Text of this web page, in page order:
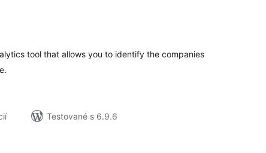
tool that allows you to identify the companies
Testované s 6.9.6